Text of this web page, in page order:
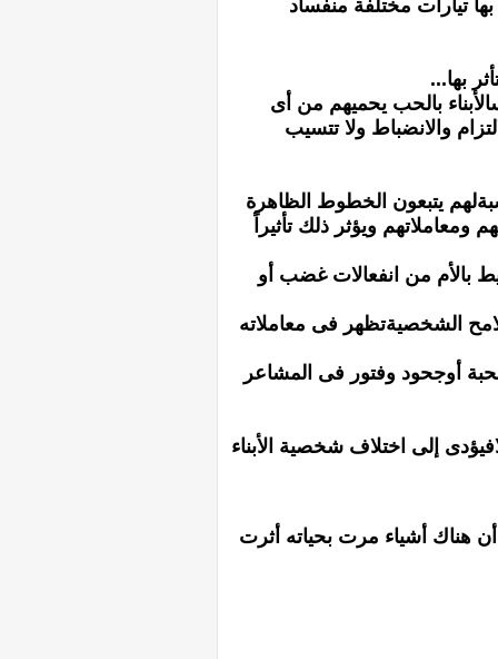
تيارات مختلفة منفساد
بها...
بالحب يحميهم من أى
والانضباط ولا تتسيب
يتبعون الخطوط الظاهرة
ويؤثر ذلك تأثيراً
بالأم من انفعالات غضب أو
الشخصيةتظهر فى معاملاته
أوجحود وفتور فى المشاعر
إلى اختلاف شخصية الأبناء
هناك أشياء مرت بحياته أثرت